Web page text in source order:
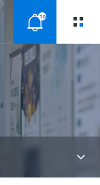
알
림
10